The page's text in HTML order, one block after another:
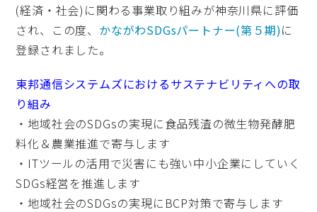
(経済・社会)に関わる事業取り組みが神奈川県に評価
され、この度、 かながわSDGsパートナー(第５期)に
登録されました。
東邦通信システムズにおけるサステナビリティへの取
り組み
・地域社会のSDGsの実現に食品残渣の微生物発酵肥
料化＆農業推進で寄与します
・ITツールの活用で災害にも強い中小企業にしていく
SDGs経営を推進します
・地域社会のSDGsの実現にBCP対策で寄与します